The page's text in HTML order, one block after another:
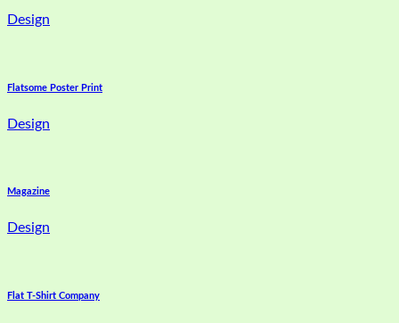
Design
Flatsome Poster Print
Design
Magazine
Design
Flat T-Shirt Company